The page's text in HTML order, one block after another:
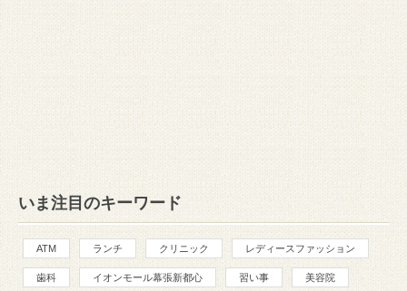
いま注目のキーワード
ATM ランチ クリニック レディースファッション
歯科 イオンモール幕張新都心 習い事 美容院